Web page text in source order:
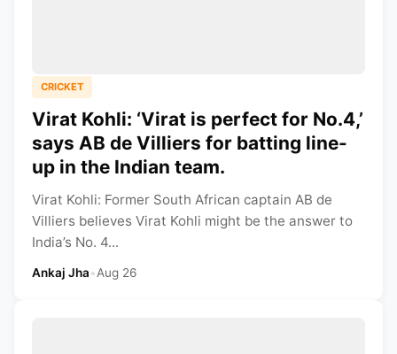
CRICKET
Virat Kohli: ‘Virat is perfect for No.4,’
says AB de Villiers for batting line-
up in the Indian team.
Virat Kohli: Former South African captain AB de
Villiers believes Virat Kohli might be the answer to
India’s No. 4...
Ankaj Jha•Aug 26